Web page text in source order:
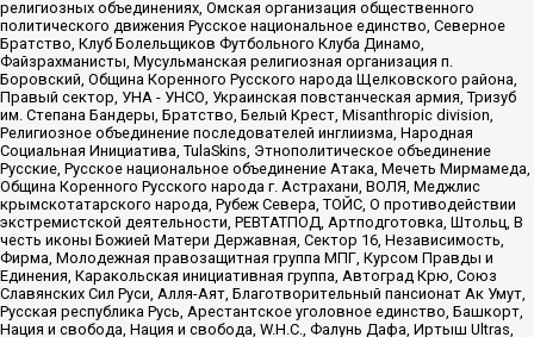
религиозных объединениях, Омская организация общественного
политического движения Русское национальное единство, Северное
Братство, Клуб Болельщиков Футбольного Клуба Динамо,
Файзрахманисты, Мусульманская религиозная организация п.
Боровский, Община Коренного Русского народа Щелковского района,
Правый сектор, УНА - УНСО, Украинская повстанческая армия, Тризуб
им. Степана Бандеры, Братство, Белый Крест, Misanthropic division,
Религиозное объединение последователей инглиизма, Народная
Социальная Инициатива, TulaSkins, Этнополитическое объединение
Русские, Русское национальное объединение Атака, Мечеть Мирмамеда,
Община Коренного Русского народа г. Астрахани, ВОЛЯ, Меджлис
крымскотатарского народа, Рубеж Севера, ТОЙС, О противодействии
экстремистской деятельности, РЕВТАТПОД, Артподготовка, Штольц, В
честь иконы Божией Матери Державная, Сектор 16, Независимость,
Фирма, Молодежная правозащитная группа МПГ, Курсом Правды и
Единения, Каракольская инициативная группа, Автоград Крю, Союз
Славянских Сил Руси, Алля-Аят, Благотворительный пансионат Ак Умут,
Русская республика Русь, Арестантское уголовное единство, Башкорт,
Нация и свобода, Нация и свобода, W.H.С., Фалунь Дафа, Иртыш Ultras,